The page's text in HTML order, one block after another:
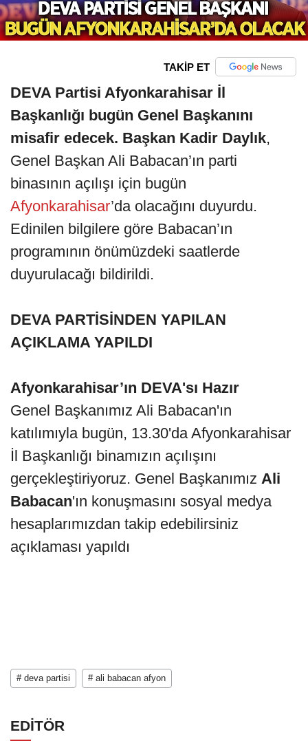
TAKİP ET
DEVA Partisi Afyonkarahisar İl
Başkanlığı bugün Genel Başkanını
misafir edecek. Başkan Kadir Daylık,
Genel Başkan Ali Babacan’ın parti
binasının açılışı için bugün
Afyonkarahisar’da olacağını duyurdu.
Edinilen bilgilere göre Babacan’ın
programının önümüzdeki saatlerde
duyurulacağı bildirildi.
DEVA PARTİSİNDEN YAPILAN
AÇIKLAMA YAPILDI
Afyonkarahisar’ın DEVA'sı Hazır
Genel Başkanımız Ali Babacan'ın
katılımıyla bugün, 13.30'da Afyonkarahisar
İl Başkanlığı binamızın açılışını
gerçekleştiriyoruz. Genel Başkanımız Ali
Babacan'ın konuşmasını sosyal medya
hesaplarımızdan takip edebilirsiniz
açıklaması yapıldı
# deva partisi # ali babacan afyon
EDİTÖR